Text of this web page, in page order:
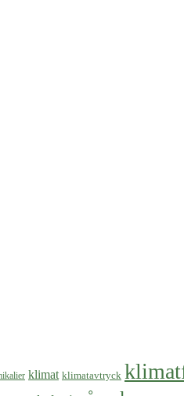
klimat klimatavtryck